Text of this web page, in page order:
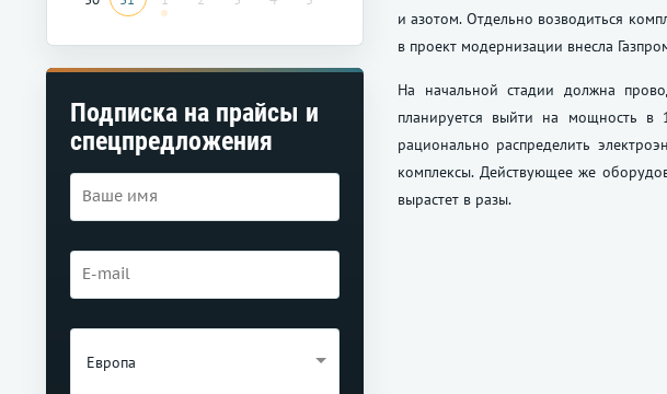
Подписка на прайсы и
спецпредложения
Европа
и азотом. Отдельно возводиться
в проект модернизации внесла
На начальной стадии должна
планируется выйти на мощность в
рационально распределить
комплексы. Действующее же
вырастет в разы.